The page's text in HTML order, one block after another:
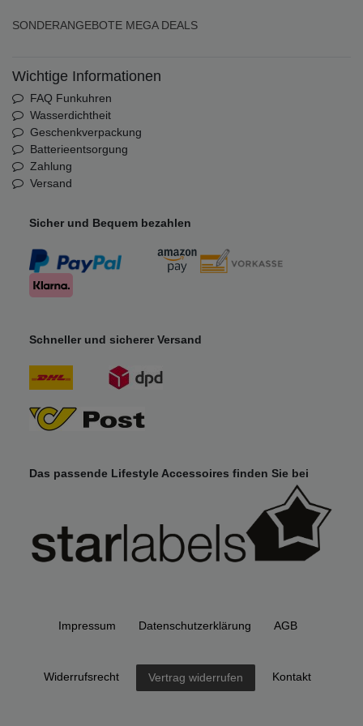
SONDERANGEBOTE MEGA DEALS
Wichtige Informationen
FAQ Funkuhren
Wasserdichtheit
Geschenkverpackung
Batterieentsorgung
Zahlung
Versand
Sicher und Bequem bezahlen
Schneller und sicherer Versand
Das passende Lifestyle Accessoires finden Sie bei
Impressum Daten­schutz­erklärung AGB
Widerrufs­recht Vertrag widerrufen Kontakt